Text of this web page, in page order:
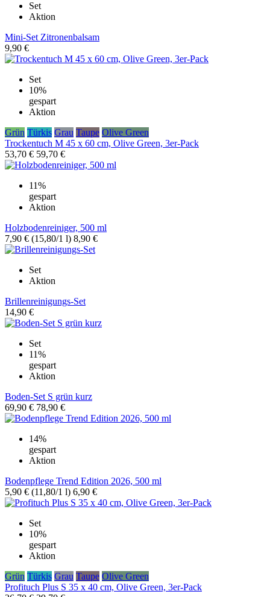
Set
Aktion
Mini-Set Zitronenbalsam
9,90 €
Set
10%
gespart
Aktion
Grün Türkis Grau Taupe Olive Green
Trockentuch M 45 x 60 cm, Olive Green, 3er-Pack
53,70 € 59,70 €
11%
gespart
Aktion
Holzbodenreiniger, 500 ml
7,90 € (15,80/1 l) 8,90 €
Set
Aktion
Brillenreinigungs-Set
14,90 €
Set
11%
gespart
Aktion
Boden-Set S grün kurz
69,90 € 78,90 €
14%
gespart
Aktion
Bodenpflege Trend Edition 2026, 500 ml
5,90 € (11,80/1 l) 6,90 €
Set
10%
gespart
Aktion
Grün Türkis Grau Taupe Olive Green
Profituch Plus S 35 x 40 cm, Olive Green, 3er-Pack